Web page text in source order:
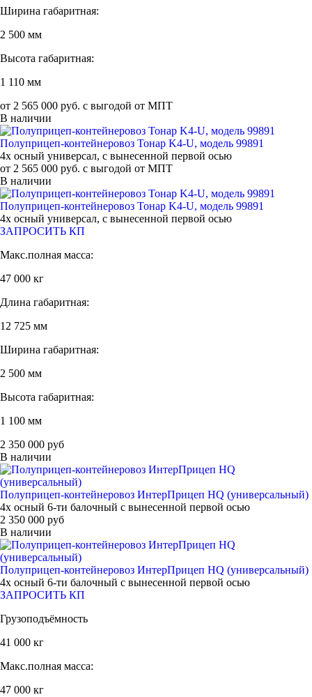
Ширина габаритная:
2 500 мм
Высота габаритная:
1 110 мм
от 2 565 000 руб. с выгодой от МПТ
В наличии
Полуприцеп-контейнеровоз Тонар K4-U, модель 99891
4х осный универсал, с вынесенной первой осью
от 2 565 000 руб. с выгодой от МПТ
В наличии
Полуприцеп-контейнеровоз Тонар K4-U, модель 99891
4х осный универсал, с вынесенной первой осью
ЗАПРОСИТЬ КП
Макс.полная масса:
47 000 кг
Длина габаритная:
12 725 мм
Ширина габаритная:
2 500 мм
Высота габаритная:
1 100 мм
2 350 000 руб
В наличии
Полуприцеп-контейнеровоз ИнтерПрицеп HQ (универсальный)
4х осный 6-ти балочный с вынесенной первой осью
2 350 000 руб
В наличии
Полуприцеп-контейнеровоз ИнтерПрицеп HQ (универсальный)
4х осный 6-ти балочный с вынесенной первой осью
ЗАПРОСИТЬ КП
Грузоподъёмность
41 000 кг
Макс.полная масса:
47 000 кг